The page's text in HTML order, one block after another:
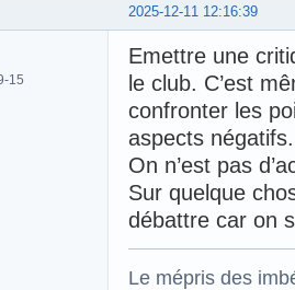
2025-12-11 12:16:39
15
Emettre une
le club. C’est
confronter les
aspects négatifs.
On n’est pas
Sur quelque
débattre car on
Le mépris des